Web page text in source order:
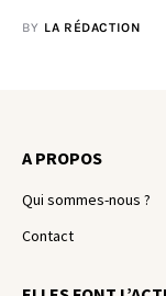
BY LA RÉDACTION
A PROPOS
Qui sommes-nous ?
Contact